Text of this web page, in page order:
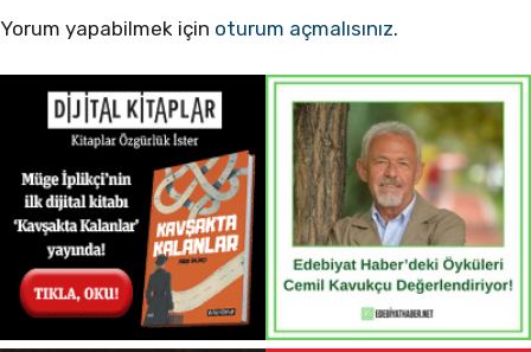
Yorum yapabilmek için oturum açmalısınız.